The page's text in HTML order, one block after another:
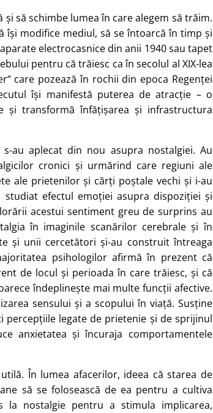
să schimbe lumea în care alegem să trăim.
își modifice mediul, să se întoarcă în timp și
electrocasnice din anii 1940 sau tapet
pentru că trăiesc ca în secolul al XIX-lea
care pozează în rochii din epoca Regenței
își manifestă puterea de atracție – o
și transformă înfățișarea și infrastructura
au aplecat din nou asupra nostalgiei. Au
cronici și urmărind care regiuni ale
ale prietenilor și cărți poștale vechi și i-au
efectul emoției asupra dispoziției și
acestui sentiment greu de surprins au
în imaginile scanărilor cerebrale și în
și unii cercetători și-au construit întreaga
psihologilor afirmă în prezent că
de locul și perioada în care trăiesc, și că
îndeplinește mai multe funcții afective.
sensului și a scopului în viață. Susține
legate de prietenie și de sprijinul
anxietatea și încuraja comportamentele
În lumea afacerilor, ideea că starea de
să se folosească de ea pentru a cultiva
la nostalgie pentru a stimula implicarea,